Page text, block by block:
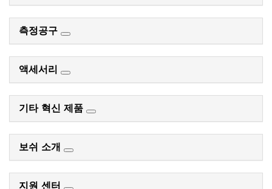
측정공구
액세서리
기타 혁신 제품
보쉬 소개
지원 센터